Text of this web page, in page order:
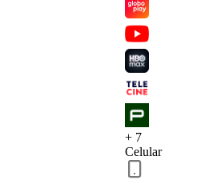
+ 7
Celular